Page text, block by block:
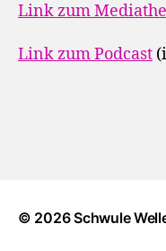
Link zum
Link zum Podcast
© 2026Schwule